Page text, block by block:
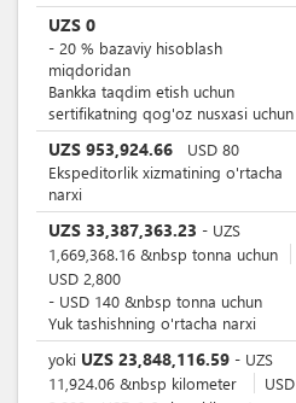
UZS 0
- 20 % bazaviy hisoblash
miqdoridan
Bankka taqdim etish uchun
sertifikatning qog'oz nusxasi uchun
UZS 953,924.66 USD 80
Ekspeditorlik xizmatining o'rtacha
narxi
UZS 33,387,363.23 - UZS
1,669,368.16 &nbsp tonna uchun
USD 2,800
- USD 140 &nbsp tonna uchun
Yuk tashishning o'rtacha narxi
yoki UZS 23,848,116.59 - UZS
11,924.06 &nbsp kilometer
USD